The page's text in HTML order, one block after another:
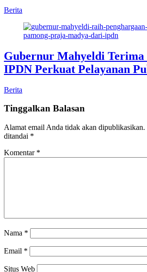
Berita
Gubernur Mahyeldi Terima
IPDN Perkuat Pelayanan
Berita
Tinggalkan Balasan
Alamat email Anda tidak akan dipublikasikan.
ditandai *
Komentar *
Nama *
Email *
Situs Web